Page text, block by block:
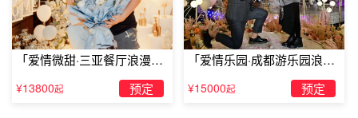
「爱情微甜·三亚餐厅浪漫求
婚」
¥13800起 预定
「爱情乐园·成都游乐园浪漫
求婚」
¥15000起 预定